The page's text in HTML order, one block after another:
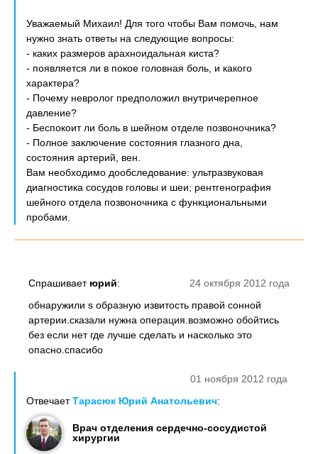
Уважаемый Михаил! Для того чтобы Вам помочь, нам
нужно знать ответы на следующие вопросы:
- каких размеров арахноидальная киста?
- появляется ли в покое головная боль, и какого
характера?
- Почему невролог предположил внутричерепное
давление?
- Беспокоит ли боль в шейном отделе позвоночника?
- Полное заключение состояния глазного дна,
состояния артерий, вен.
Вам необходимо дообследование: ультразвуковая
диагностика сосудов головы и шеи; рентгенография
шейного отдела позвоночника с функциональными
пробами.
24 октября 2012 года
Спрашивает юрий:
обнаружили s образную извитость правой сонной
артерии.сказали нужна операция.возможно обойтись
без если нет где лучше сделать и насколько это
опасно.спасибо
01 ноября 2012 года
ОтвечаетТарасюк Юрий Анатольевич:
Врач отделения сердечно-сосудистой
хирургии